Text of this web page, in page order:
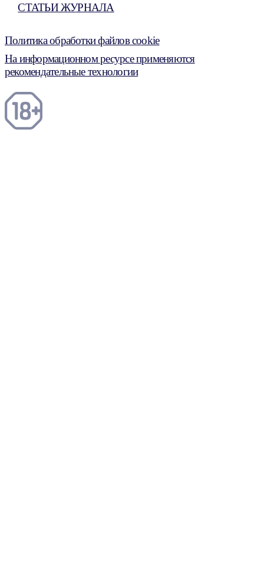
СТАТЬИ ЖУРНАЛА
Политика обработки файлов cookie
На информационном ресурсе применяются
рекомендательные технологии